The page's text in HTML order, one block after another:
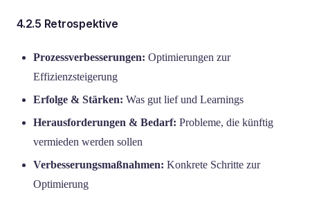
4.2.5 Retrospektive
Prozessverbesserungen: Optimierungen zur
Effizienzsteigerung
Erfolge & Stärken: Was gut lief und Learnings
Herausforderungen & Bedarf: Probleme, die künftig
vermieden werden sollen
Verbesserungsmaßnahmen: Konkrete Schritte zur
Optimierung